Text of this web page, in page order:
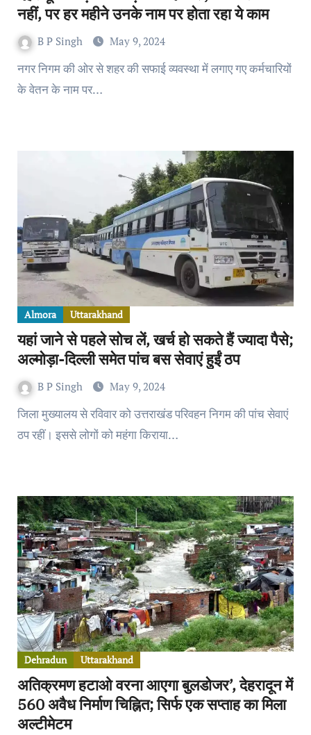
नहीं, पर हर महीने उनके नाम पर होता रहा ये काम
B P Singh May 9, 2024
नगर निगम की ओर से शहर की सफाई व्यवस्था में लगाए गए कर्मचारियों
के वेतन के नाम पर…
Almora Uttarakhand
यहां जाने से पहले सोच लें, खर्च हो सकते हैं ज्यादा पैसे;
अल्मोड़ा-दिल्ली समेत पांच बस सेवाएं हुईं ठप
B P Singh May 9, 2024
जिला मुख्यालय से रविवार को उत्तराखंड परिवहन निगम की पांच सेवाएं
ठप रहीं। इससे लोगों को महंगा किराया…
Dehradun Uttarakhand
अतिक्रमण हटाओ वरना आएगा बुलडोजर’, देहरादून में
560 अवैध निर्माण चिह्नित; सिर्फ एक सप्ताह का मिला
अल्टीमेटम